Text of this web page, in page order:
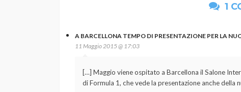
1
A BARCELLONA TEMPO DI PRESENTAZIONE PER LA
11 Maggio 2015 @ 17:03
[…] Maggio viene ospitato a Barcellona il Salone
di Formula 1, che vede la presentazione anche della